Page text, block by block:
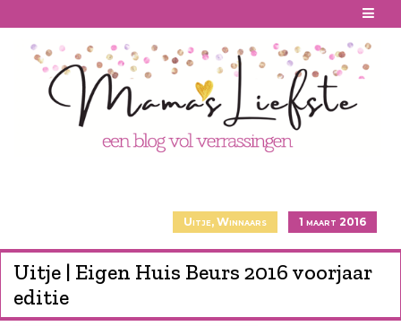
Uitje, Winnaars 1 maart 2016
Uitje | Eigen Huis Beurs 2016 voorjaar
editie